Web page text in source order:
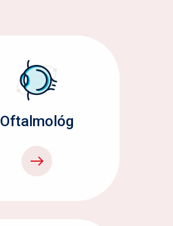
Oftalmológ